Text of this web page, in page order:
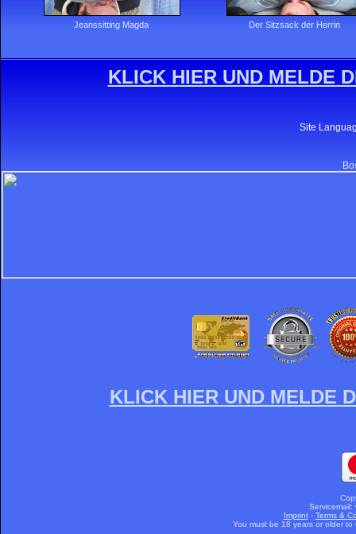
Jeanssitting Magda Der Sitzsack der Herrin
KLICK HIER UND MELDE
Site
KLICK HIER UND MELDE
Servicemail:
Imprint- Terms &
You must be 18 years or older